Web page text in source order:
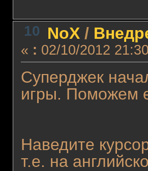
10 NoX/
« : 02/10/2012
Суперджек
игры. Поможем
Наведите
т.е. на